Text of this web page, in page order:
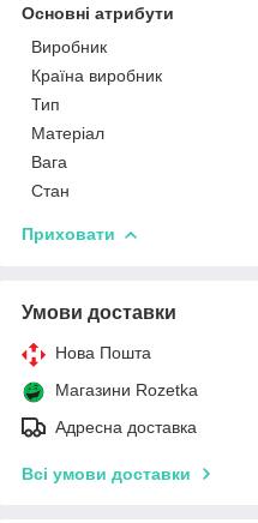
Основні атрибути
Виробник
Країна виробник
Тип
Матеріал
Вага
Стан
Приховати
Умови доставки
Нова Пошта
Магазини Rozetka
Адресна доставка
Всі умови доставки